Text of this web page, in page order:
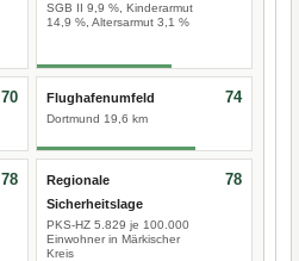
SGB II 9,9 %, Kinderarmut
14,9 %, Altersarmut 3,1 %
70 Flughafenumfeld
Dortmund 19,6 km
74
78
Regionale
Sicherheitslage
PKS-HZ 5.829 je 100.000
Einwohner in Märkischer
Kreis
78